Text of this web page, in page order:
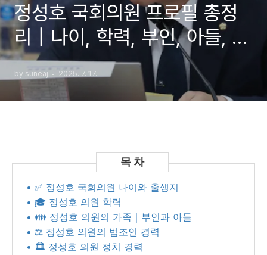
정성호 국회의원 프로필 총정
리｜나이, 학력, 부인, 아들, 정
치 경력까지 한눈에
by suneaj 2025. 7. 17.
• ✅ 정성호 국회의원 나이와 출생지
• 🎓 정성호 의원 학력
• 👪 정성호 의원의 가족｜부인과 아들
• ⚖️ 정성호 의원의 법조인 경력
• 🏛️ 정성호 의원 정치 경력